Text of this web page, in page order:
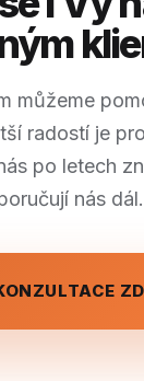
můžeme
radostí je
po letech
nás dál.